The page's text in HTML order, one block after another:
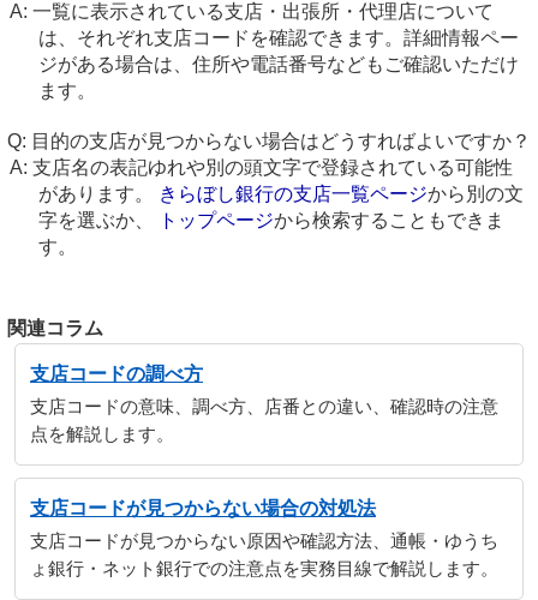
一覧に表示されている支店・出張所・代理店について
は、それぞれ支店コードを確認できます。詳細情報ペー
ジがある場合は、住所や電話番号などもご確認いただけ
ます。
目的の支店が見つからない場合はどうすればよいですか？
支店名の表記ゆれや別の頭文字で登録されている可能性
があります。
きらぼし銀行の支店一覧ページから別の文
字を選ぶか、
トップページから検索することもできま
す。
関連コラム
支店コードの調べ方
支店コードの意味、調べ方、店番との違い、確認時の注意
点を解説します。
支店コードが見つからない場合の対処法
支店コードが見つからない原因や確認方法、通帳・ゆうち
ょ銀行・ネット銀行での注意点を実務目線で解説します。